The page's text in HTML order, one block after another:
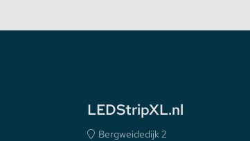
LEDStripXL.nl
Bergweidedijk 2